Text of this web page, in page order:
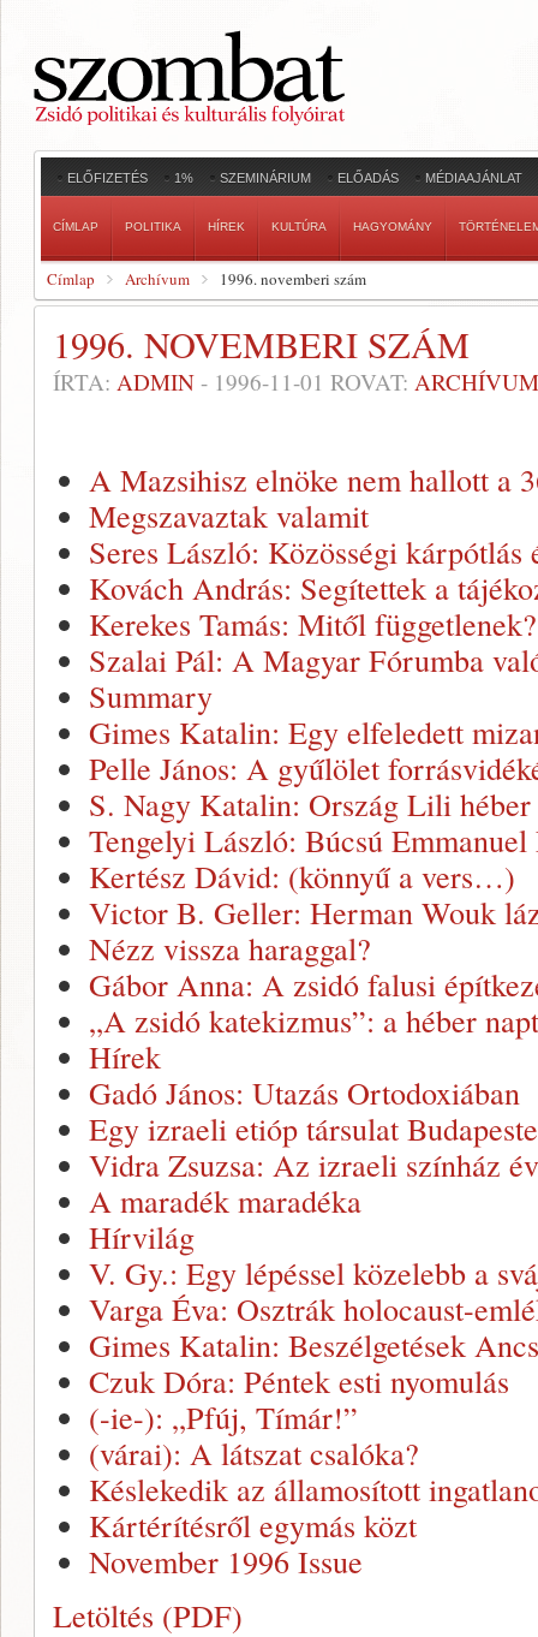
ELŐFIZETÉS 1% SZEMINÁRIUM ELŐADÁS MÉDIAAJÁNLAT
CÍMLAP POLITIKA HÍREK KULTÚRA HAGYOMÁNY
Címlap Archívum 1996. novemberi szám
1996. NOVEMBERI SZÁM
ÍRTA: ADMIN - 1996-11-01 ROVAT: ARCHÍVUM
A Mazsihisz elnöke nem hallott a
Megszavaztak valamit
Seres László: Közösségi kárpótlás
Kovách András: Segítettek a
Kerekes Tamás: Mitől függetlenek?
Szalai Pál: A Magyar Fórumba
Summary
Gimes Katalin: Egy elfeledett
Pelle János: A gyűlölet
S. Nagy Katalin: Ország Lili
Tengelyi László: Búcsú
Kertész Dávid: (könnyű a vers…)
Victor B. Geller: Herman Wouk
Nézz vissza haraggal?
Gábor Anna: A zsidó falusi
„A zsidó katekizmus”: a héber
Hírek
Gadó János: Utazás Ortodoxiában
Egy izraeli etióp társulat
Vidra Zsuzsa: Az izraeli színház
A maradék maradéka
Hírvilág
V. Gy.: Egy lépéssel közelebb a
Varga Éva: Osztrák holocaust-
Gimes Katalin: Beszélgetések
Czuk Dóra: Péntek esti nyomulás
(-ie-): „Pfúj, Tímár!”
(várai): A látszat csalóka?
Késlekedik az államosított
Kártérítésről egymás közt
November 1996 Issue
Letöltés (PDF)